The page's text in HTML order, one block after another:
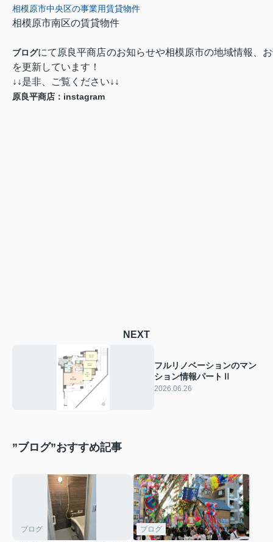
相模原市中央区の事業用賃貸物件
相模原市南区の賃貸物件
ブログにて原良平商店のお知らせや相模原市の地域情報、
を更新しています！
↓↓是非、ご覧ください↓↓
原良平商店：instagram
NEXT
フルリノベーションのマン
ション情報パートⅡ
2026.06.26
”ブログ”おすすめ記事
ブログ ブログ